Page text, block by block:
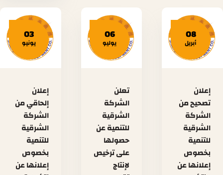
08
أبريل
إعلان
تصحيح من
الشركة
الشرقية
للتنمية
بخصوص
إعلانها عن
06
يوليو
تعلن
الشركة
الشرقية
للتنمية عن
حصولها
على ترخيص
لإنتاج
03
يونيو
إعلان
إلحاقي من
الشركة
الشرقية
للتنمية
بخصوص
إعلانها عن